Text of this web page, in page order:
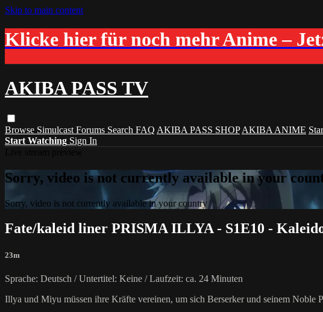
Skip to main content
Klicke hier für noch mehr Anime –
AKIBA PASS TV
Browse Simulcast Forums Search FAQ AKIBA PASS SHOP AKIBA ANIME
Start Watching Sign In
Sorry, video is not currently available in your
Sorry, video is not currently available in your country
Fate/kaleid liner PRISMA ILLYA - S1E10 -
23m
Sprache: Deutsch / Untertitel: Keine / Laufzeit: ca. 24 Minuten
Illya und Miyu müssen ihre Kräfte vereinen, um sich Berserker und seinem Noble